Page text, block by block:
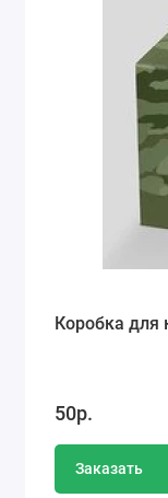
Коробка для
50р.
Заказать